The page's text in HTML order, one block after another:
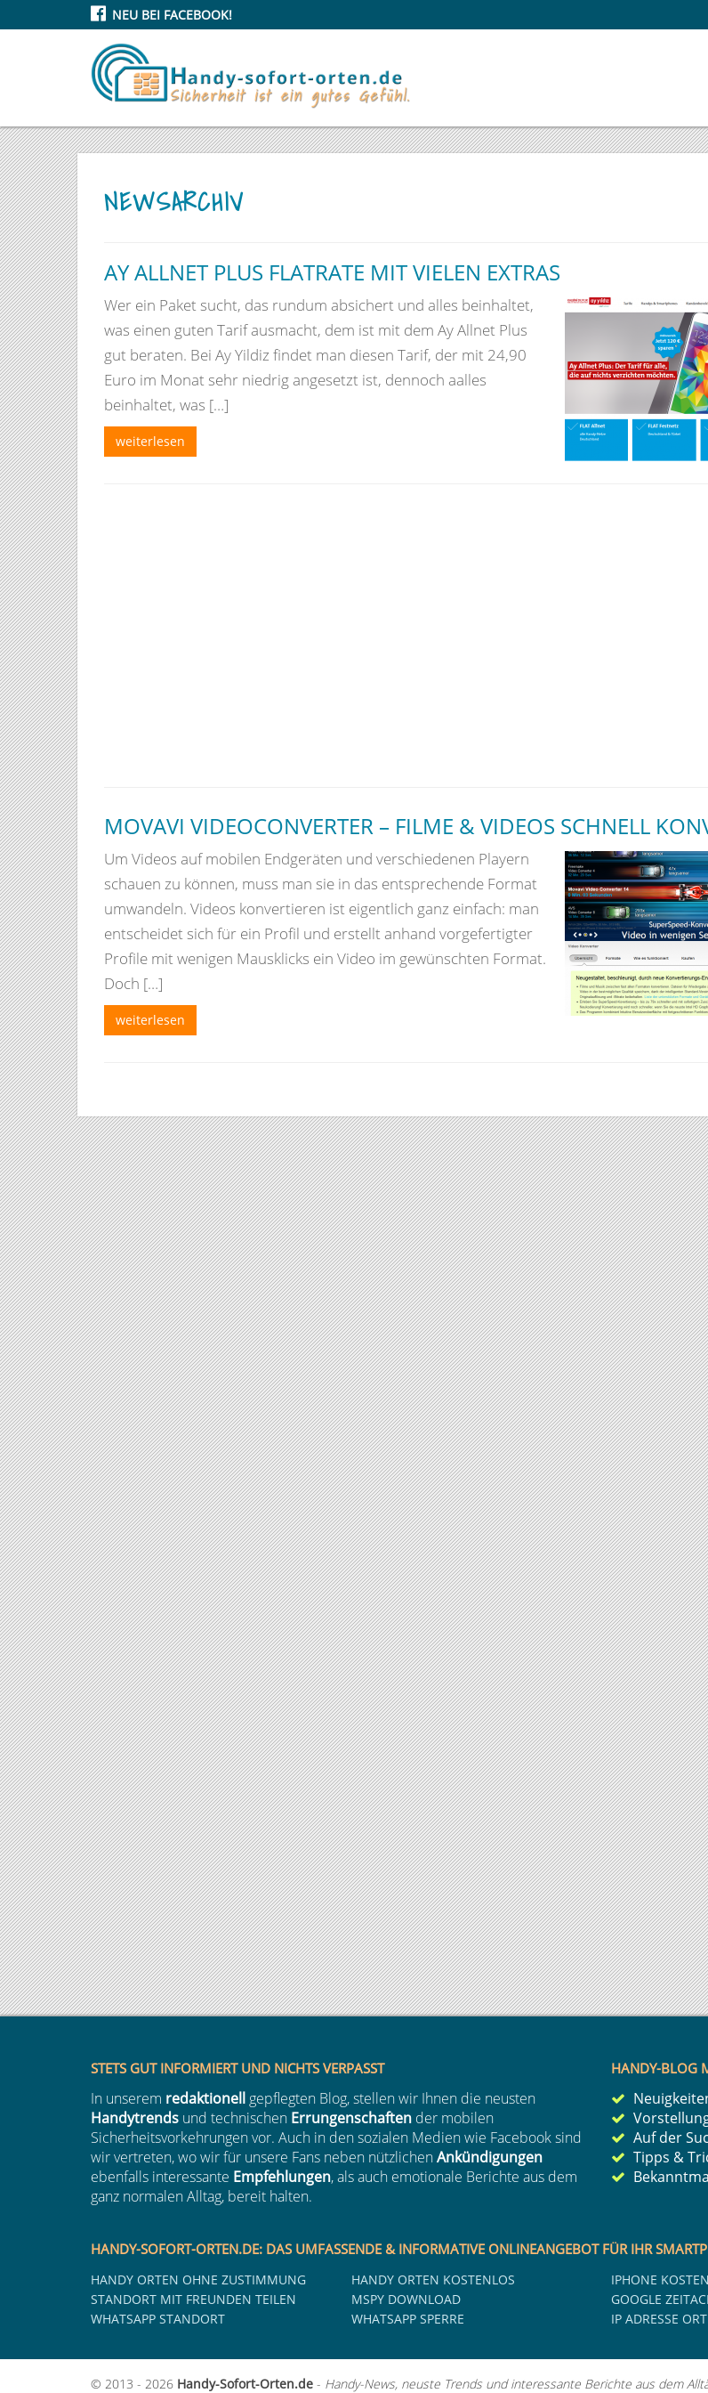
NEU BEI FACEBOOK!
NEWSARCHIV
AY ALLNET PLUS FLATRATE MIT VIELEN EXTRAS
Wer ein Paket sucht, das rundum absichert und alles beinhaltet,
was einen guten Tarif ausmacht, dem ist mit dem Ay Allnet Plus
gut beraten. Bei Ay Yildiz findet man diesen Tarif, der mit 24,90
Euro im Monat sehr niedrig angesetzt ist, dennoch aalles
beinhaltet, was […]
weiterlesen
MOVAVI VIDEOCONVERTER – FILME & VIDEOS SCHNELL
Um Videos auf mobilen Endgeräten und verschiedenen Playern
schauen zu können, muss man sie in das entsprechende Format
umwandeln. Videos konvertieren ist eigentlich ganz einfach: man
entscheidet sich für ein Profil und erstellt anhand vorgefertigter
Profile mit wenigen Mausklicks ein Video im gewünschten Format.
Doch […]
weiterlesen
STETS GUT INFORMIERT UND NICHTS VERPASST
In unserem redaktionell gepflegten Blog, stellen wir Ihnen die neusten
Handytrends und technischen Errungenschaften der mobilen
Sicherheitsvorkehrungen vor. Auch in den sozialen Medien wie Facebook sind
wir vertreten, wo wir für unsere Fans neben nützlichenAnkündigungen
ebenfalls interessante Empfehlungen, als auch emotionale Berichte aus dem
ganz normalen Alltag, bereit halten.
HANDY-BLOG
Auf der
Tipps &
HANDY-SOFORT-ORTEN.DE: DAS UMFASSENDE & INFORMATIVE ONLINEANGEBOT FÜR IHR
HANDY ORTEN OHNE ZUSTIMMUNG HANDY ORTEN KOSTENLOS IPHONE
STANDORT MIT FREUNDEN TEILEN
MSPY DOWNLOAD GOOGLE
WHATSAPP STANDORT
WHATSAPP SPERRE IP ADRESSE
© 2013 - 2026 Handy-Sofort-Orten.de - Handy-News, neuste Trends und interessante Berichte aus dem